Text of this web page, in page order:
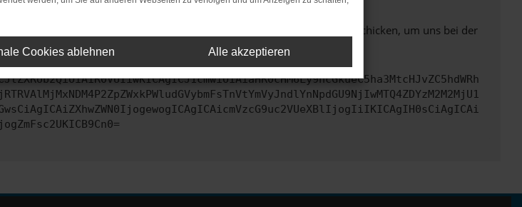
versuchen, das Problem zu beheben. Du kannst uns diesen Text schicken, um uns bei der
Cookies ablehnen Alle akzeptieren